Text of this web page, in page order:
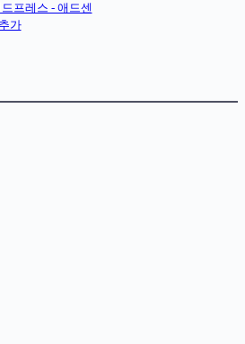
프레스 - 애드센
가